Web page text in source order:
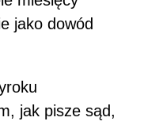
jako dowód
jak pisze sąd,